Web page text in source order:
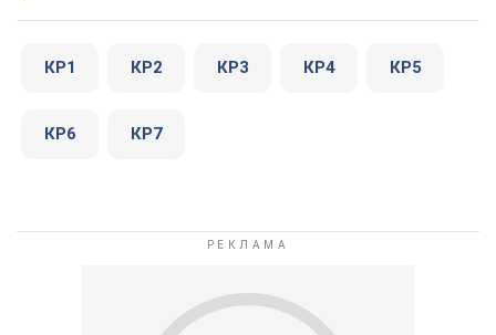
КР1 КР2 КР3 КР4 КР5
КР6 КР7